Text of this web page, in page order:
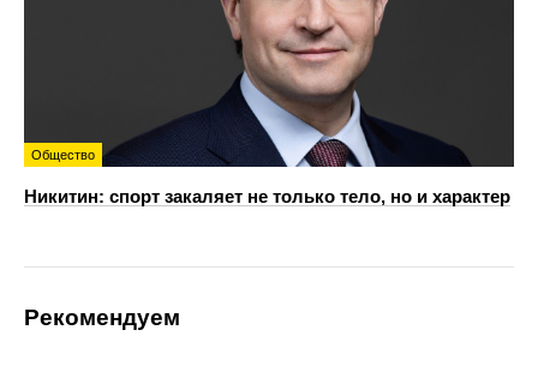
Общество
Никитин: спорт закаляет не только тело, но и характер
Рекомендуем